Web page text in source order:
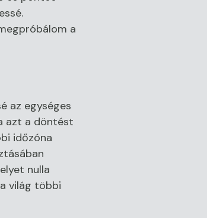
a
az egységes
azt a döntést
időzóna
nulla
világ többi